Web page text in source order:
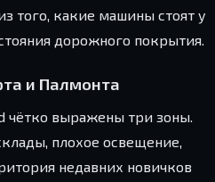
того, какие машины стоят у
дорожного покрытия.
и Палмонта
чётко выражены три зоны.
плохое освещение,
недавних новичков